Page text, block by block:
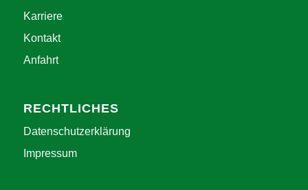
Karriere
Kontakt
Anfahrt
RECHTLICHES
Datenschutzerklärung
Impressum